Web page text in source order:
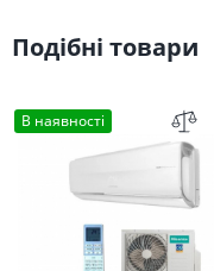
Подібні товари
В наявності